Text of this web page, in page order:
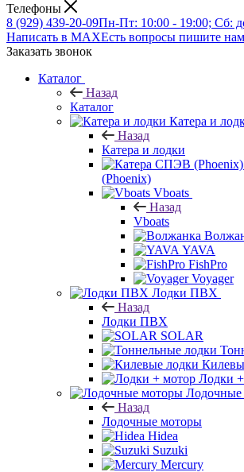
Телефоны
8 (929) 439-20-09Пн-Пт: 10:00 - 19:00; Сб:
Написать в MAXЕсть вопросы пишите
Заказать звонок
Каталог
Назад
Каталог
Катера и
Назад
Катера и лодки
(Phoenix)
Vboats
Назад
Vboats
YAVA
FishPro
Voyager
Лодки ПВХ
Назад
Лодки ПВХ
SOLAR
Лодки
Назад
Лодочные моторы
Hidea
Suzuki
Mercury